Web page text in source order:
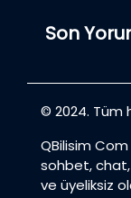
Son
© 2024. Tüm
QBilisim Com
sohbet,
ve üyeliksiz